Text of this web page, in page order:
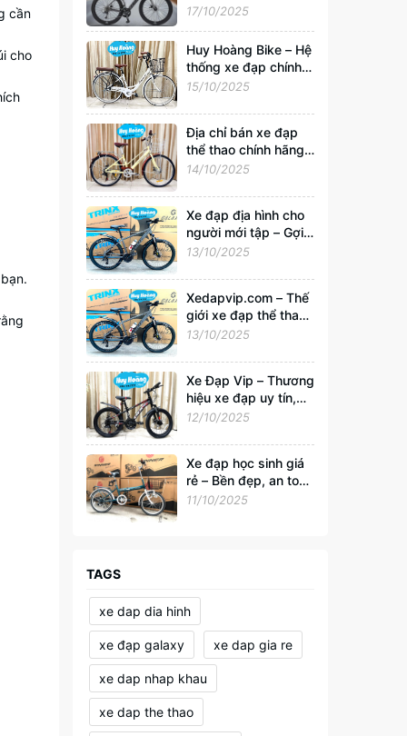
cần
cho
Gấp Chính Hãng –
Nhất Tại
Xedapvip.com
17/10/2025
Huy Hoàng Bike – Hệ
thống xe đạp chính
hãng hàng đầu Việt
15/10/2025
Địa chỉ bán xe đạp
thể thao chính hãng,
giá tốt nhất Hà Nội
14/10/2025
Xe đạp địa hình cho
người mới tập – Gợi ý
chọn xe tốt, giá chỉ
Xedapvip.com
13/10/2025
Xedapvip.com – Thế
giới xe đạp thể thao
và xe đạp giá rẻ chất
13/10/2025
Xe Đạp Vip – Thương
hiệu xe đạp uy tín,
đồng hành cùng sức
sống Việt
12/10/2025
Xe đạp học sinh giá
rẻ – Bền đẹp, an toàn
cho tuổi đến trường
11/10/2025
TAGS
xe dap dia hinh
xe đạp galaxy xe dap gia re
xe dap nhap khau
xe dap the thao